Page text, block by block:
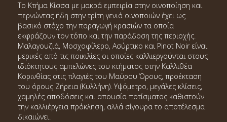
Το Κτήμα Κίσσα με μακρά εμπειρία στην οινοποίηση και
περνώντας ήδη στην τρίτη γενιά οινοποιών έχει ως
βασικό στόχο την παραγωγή κρασιών τα οποία
εκφράζουν τον τόπο και την παράδοση της περιοχής.
Μαλαγουζιά, Μοσχοφίλερο, Ασύρτικο και Pinot Noir είναι
μερικές από τις ποικιλίες οι οποίες καλλιεργούνται στους
ιδιόκτητους αμπελώνες του κτήματος στην Καλλιθέα
Κορινθίας στις πλαγιές του Μαύρου Όρους, προέκταση
του όρους Ζήρεια (Κυλλήνη). Υψόμετρο, μεγάλες κλίσεις,
χαμηλές αποδόσεις και απουσία ποτίσματος καθιστούν
την καλλιέργεια πρόκληση, αλλά σίγουρα το αποτέλεσμα
δικαιώνει.